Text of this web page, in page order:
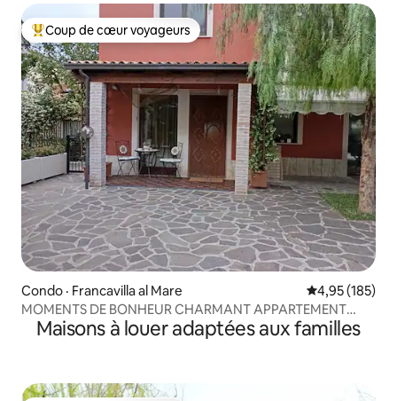
Coup de cœur voyageurs parmi les plus aimés
Coup de cœur voyageurs
Condo · Francavilla al Mare Note
4,95 (185)
MOMENTS DE BONHEUR CHARMANT APPARTEMENT
DANS UNE PETITE VILLA CLOSE
Maisons à louer adaptées aux familles